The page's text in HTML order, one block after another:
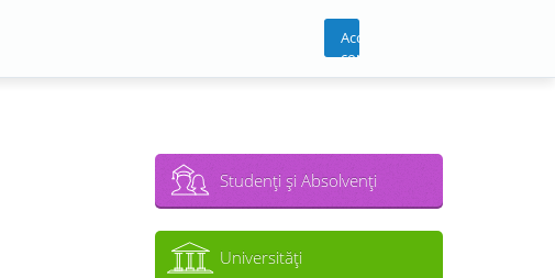
Acces
cont
Studenţi şi Absolvenţi
Universităţi